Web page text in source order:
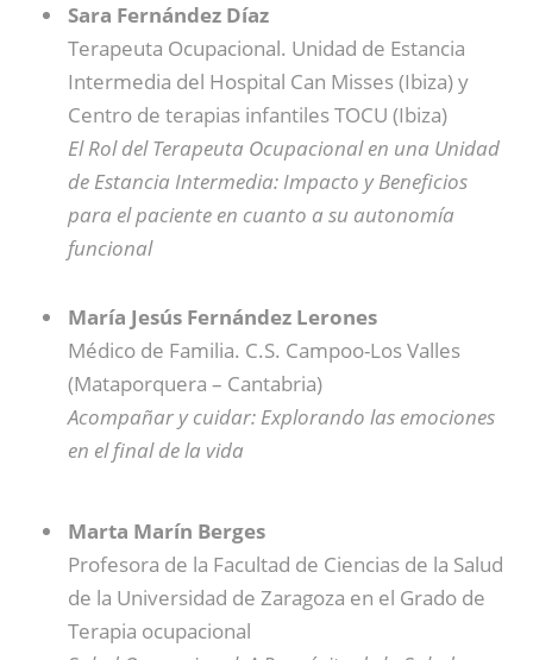
Sara Fernández Díaz
Terapeuta Ocupacional. Unidad de Estancia
Intermedia del Hospital Can Misses (Ibiza) y
Centro de terapias infantiles TOCU (Ibiza)
El Rol del Terapeuta Ocupacional en una Unidad
de Estancia Intermedia: Impacto y Beneficios
para el paciente en cuanto a su autonomía
funcional
María Jesús Fernández Lerones
Médico de Familia. C.S. Campoo-Los Valles
(Mataporquera – Cantabria)
Acompañar y cuidar: Explorando las emociones
en el final de la vida
Marta Marín Berges
Profesora de la Facultad de Ciencias de la Salud
de la Universidad de Zaragoza en el Grado de
Terapia ocupacional